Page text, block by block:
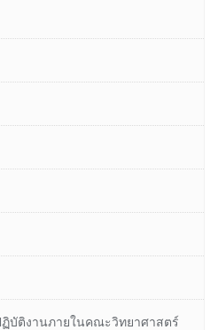
บัติงานภายในคณะวิทยาศาสตร์